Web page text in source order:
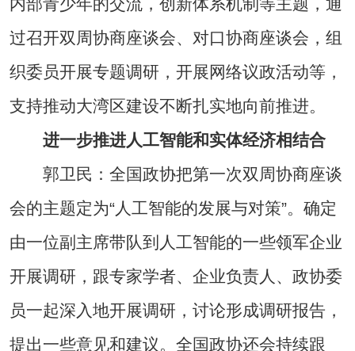
内部青少年的交流，创新体系机制等主题，通
过召开双周协商座谈会、对口协商座谈会，组
织委员开展专题调研，开展网络议政活动等，
支持推动大湾区建设不断扎实地向前推进。
进一步推进人工智能和实体经济相结合
郭卫民：全国政协把第一次双周协商座谈
会的主题定为“人工智能的发展与对策”。确定
由一位副主席带队到人工智能的一些领军企业
开展调研，跟专家学者、企业负责人、政协委
员一起深入地开展调研，讨论形成调研报告，
提出一些意见和建议。全国政协还会持续跟